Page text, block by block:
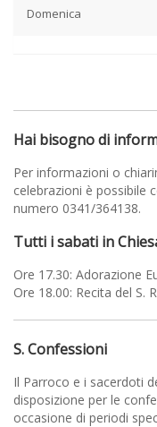
Domenica
Ore 8.00: S. Messa
Ore 11.30: S. Messa
Periodo estivo:
Ore 8.00: S. Messa
Ore 18.30: S. Messa
Hai bisogno di
Per informazioni o
celebrazioni è possibile
numero 0341/364138.
Tutti i sabati in
Ore 17.30: Adorazione
Ore 18.00: Recita del S.
S. Confessioni
Il Parroco e i sacerdoti
disposizione per le
occasione di periodi